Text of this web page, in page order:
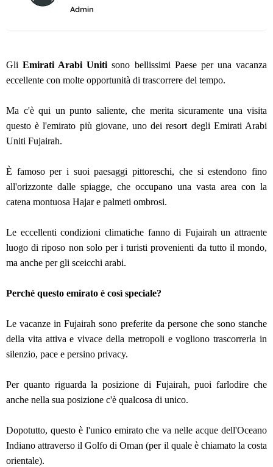
Admin
GliEmirati Arabi Uniti sono bellissimi Paese per una vacanza
eccellente con molte opportunità di trascorrere del tempo.
Ma c'è qui un punto saliente, che merita sicuramente una visita
questo è l'emirato più giovane, uno dei resort degli Emirati Arabi
Uniti Fujairah.
È famoso per i suoi paesaggi pittoreschi, che si estendono fino
all'orizzonte dalle spiagge, che occupano una vasta area con la
catena montuosa Hajar e palmeti ombrosi.
Le eccellenti condizioni climatiche fanno di Fujairah un attraente
luogo di riposo non solo per i turisti provenienti da tutto il mondo,
ma anche per gli sceicchi arabi.
Perché questo emirato è così speciale?
Le vacanze in Fujairah sono preferite da persone che sono stanche
della vita attiva e vivace della metropoli e vogliono trascorrerla in
silenzio, pace e persino privacy.
Per quanto riguarda la posizione di Fujairah, puoi farlodire che
anche nella sua posizione c'è qualcosa di unico.
Dopotutto, questo è l'unico emirato che va nelle acque dell'Oceano
Indiano attraverso il Golfo di Oman (per il quale è chiamato la costa
orientale).